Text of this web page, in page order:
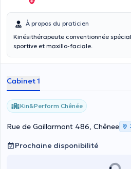
À propos du praticien
Kinésithérapeute conventionnée
sportive et maxillo-faciale.
Cabinet 1
Kin&Perform Chênée
Rue de Gaillarmont 486, Chênee
Prochaine disponibilité